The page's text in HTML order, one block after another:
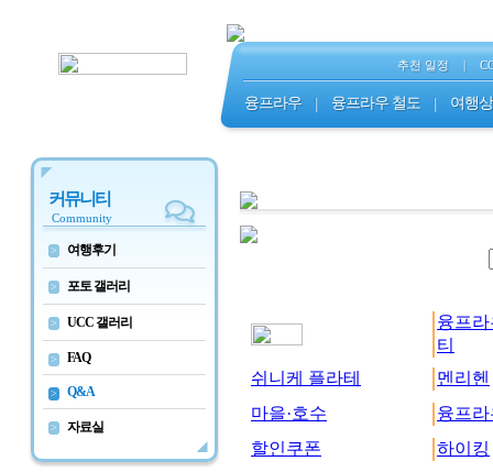
추천 일정 |
융프라우 | 융프라우 철도 | 여행
커뮤니티
Community
> 여행후기
> 포토 갤러리
> UCC 갤러리
> FAQ
> Q&A
> 자료실
융프
티
쉬니케 플라테
멘리헨
마을·호수
융프
할인쿠폰
하이킹